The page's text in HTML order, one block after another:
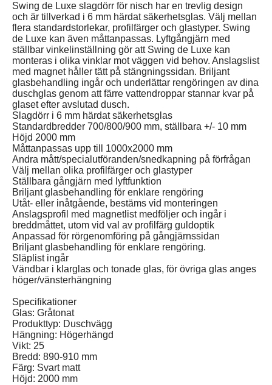
Swing de Luxe slagdörr för nisch har en trevlig design
och är tillverkad i 6 mm härdat säkerhetsglas. Välj mellan
flera standardstorlekar, profilfärger och glastyper. Swing
de Luxe kan även måttanpassas. Lyftgångjärn med
ställbar vinkelinställning gör att Swing de Luxe kan
monteras i olika vinklar mot väggen vid behov. Anslagslist
med magnet håller tätt på stängningssidan. Briljant
glasbehandling ingår och underlättar rengöringen av dina
duschglas genom att färre vattendroppar stannar kvar på
glaset efter avslutad dusch.
Slagdörr i 6 mm härdat säkerhetsglas
Standardbredder 700/800/900 mm, ställbara +/- 10 mm
Höjd 2000 mm
Måttanpassas upp till 1000x2000 mm
Andra mått/specialutföranden/snedkapning på förfrågan
Välj mellan olika profilfärger och glastyper
Ställbara gångjärn med lyftfunktion
Briljant glasbehandling för enklare rengöring
Utåt- eller inåtgående, bestäms vid monteringen
Anslagsprofil med magnetlist medföljer och ingår i
breddmåttet, utom vid val av profilfärg guldoptik
Anpassad för rörgenomföring på gångjärnssidan
Briljant glasbehandling för enklare rengöring.
Släplist ingår
Vändbar i klarglas och tonade glas, för övriga glas anges
höger/vänsterhängning
Specifikationer
Glas: Gråtonat
Produkttyp: Duschvägg
Hängning: Högerhängd
Vikt: 25
Bredd: 890-910 mm
Färg: Svart matt
Höjd: 2000 mm